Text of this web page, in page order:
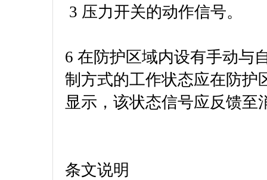
3 压力开关的动作信号。
6 在防护区域内设有手动与
制方式的工作状态应在防护
显示，该状态信号应反馈至
条文说明